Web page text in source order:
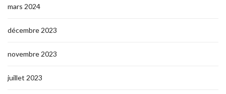
mars 2024
décembre 2023
novembre 2023
juillet 2023